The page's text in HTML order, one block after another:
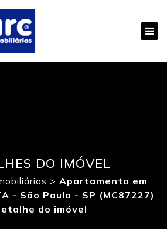
DO IMÓVEL
> Apartamento em
- São Paulo - SP (MC87227)
do imóvel